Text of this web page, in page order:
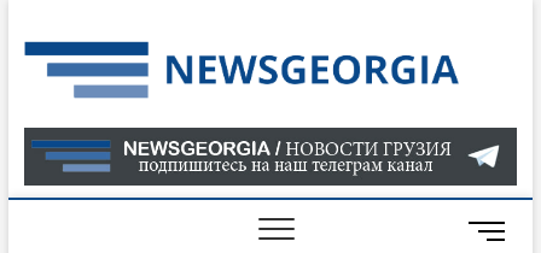
to
content
О
В
M